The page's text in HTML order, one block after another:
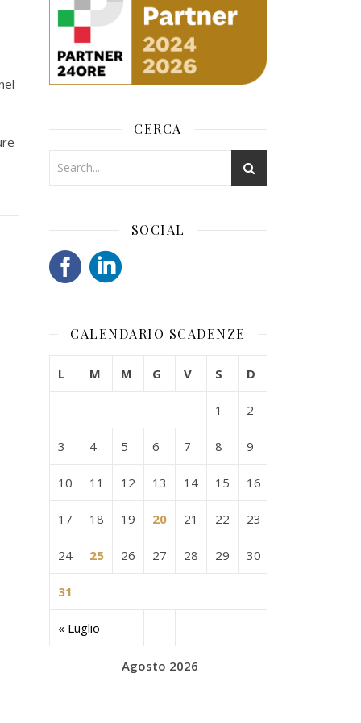
CERCA
SOCIAL
CALENDARIO SCADENZE
Agosto 2026
L M M G V S D
« Luglio
1 2
3 4 5 6 7 8 9
10 11 12 13 14 15 16
17 18 19 20 21 22 23
24 25 26 27 28 29 30
31